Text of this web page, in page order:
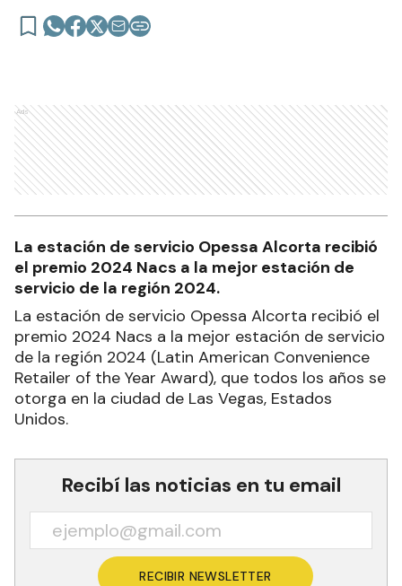
Ads
La estación de servicio Opessa Alcorta recibió
el premio 2024 Nacs a la mejor estación de
servicio de la región 2024.
La estación de servicio Opessa Alcorta recibió el
premio 2024 Nacs a la mejor estación de servicio
de la región 2024 (Latin American Convenience
Retailer of the Year Award), que todos los años se
otorga en la ciudad de Las Vegas, Estados
Unidos.
Recibí las noticias en tu email
RECIBIR NEWSLETTER